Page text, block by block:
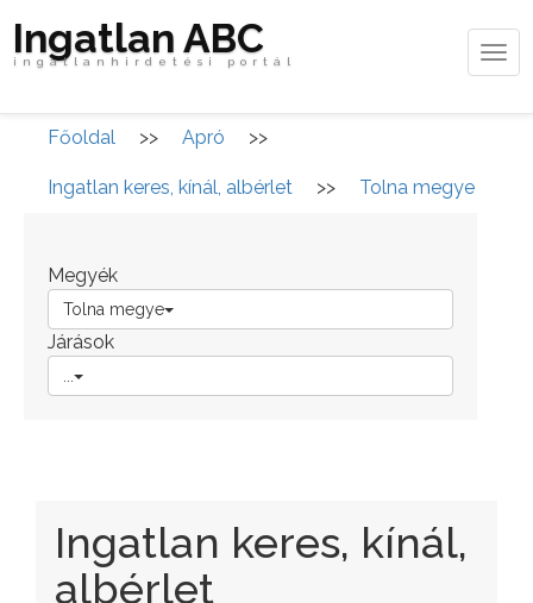
Ingatlan ABC
ingatlanhirdetési portál
Főoldal >> Apró >>
Ingatlan keres, kínál, albérlet >> Tolna megye
Megyék
Tolna megye
Járások
Ingatlan keres, kínál,
albérlet